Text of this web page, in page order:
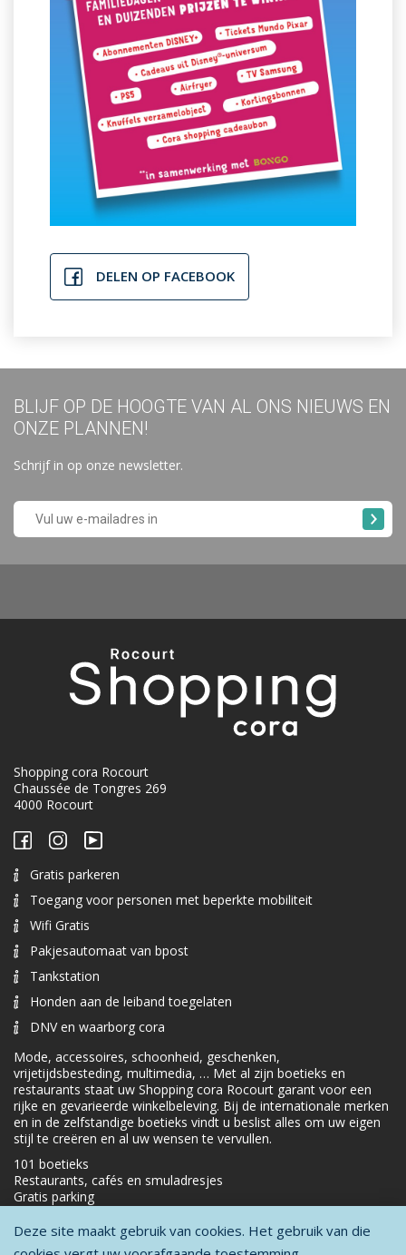
DELEN OP FACEBOOK
BLIJF OP DE HOOGTE VAN AL ONS NIEUWS EN
ONZE PLANNEN!
Schrijf in op onze newsletter.
Shopping cora Rocourt
Chaussée de Tongres 269
4000 Rocourt
Gratis parkeren
Toegang voor personen met beperkte mobiliteit
Wifi Gratis
Pakjesautomaat van bpost
Tankstation
Honden aan de leiband toegelaten
DNV en waarborg cora
Mode, accessoires, schoonheid, geschenken,
vrijetijdsbesteding, multimedia, … Met al zijn boetieks en
restaurants staat uw Shopping cora Rocourt garant voor een
rijke en gevarieerde winkelbeleving. Bij de internationale merken
en in de zelfstandige boetieks vindt u beslist alles om uw eigen
stijl te creëren en al uw wensen te vervullen.
101 boetieks
Restaurants, cafés en smuladresjes
Gratis parking
Deze site maakt gebruik van cookies. Het gebruik van die